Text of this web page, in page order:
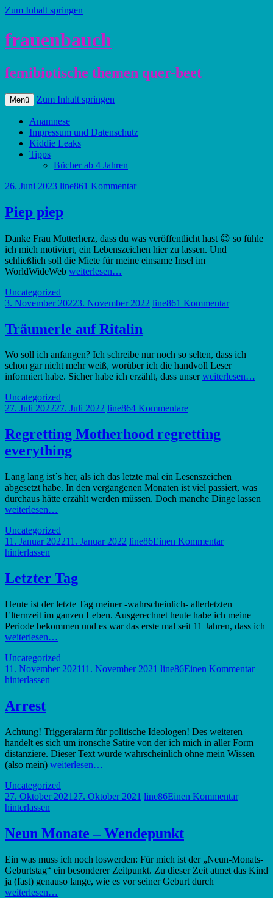
Zum Inhalt springen
frauenbauch
femibiotische themen quer-beet
Menü Zum Inhalt springen
Anamnese
Impressum und Datenschutz
Kiddie Leaks
Tipps
Bücher ab 4 Jahren
26. Juni 2023 line861 Kommentar
Piep piep
Danke Frau Mutterherz, dass du was veröffentlicht hast 😉 so fühle
ich mich motiviert, ein Lebenszeichen hier zu lassen. Und
schließlich soll die Miete für meine einsame Insel im
WorldWideWeb weiterlesen…
Uncategorized
3. November 20223. November 2022 line861 Kommentar
Träumerle auf Ritalin
Wo soll ich anfangen? Ich schreibe nur noch so selten, dass ich
schon gar nicht mehr weiß, worüber ich die handvoll Leser
informiert habe. Sicher habe ich erzählt, dass unserweiterlesen…
Uncategorized
27. Juli 202227. Juli 2022 line864 Kommentare
Regretting Motherhood regretting
everything
Lang lang ist´s her, als ich das letzte mal ein Lesenszeichen
abgesetzt habe. In den vergangenen Monaten ist viel passiert, was
durchaus hätte erzählt werden müssen. Doch manche Dinge lassen
weiterlesen…
Uncategorized
11. Januar 202211. Januar 2022 line86Einen Kommentar
hinterlassen
Letzter Tag
Heute ist der letzte Tag meiner -wahrscheinlich- allerletzten
Elternzeit im ganzen Leben. Ausgerechnet heute habe ich meine
Periode bekommen und es war das erste mal seit 11 Jahren, dass ich
weiterlesen…
Uncategorized
11. November 202111. November 2021 line86Einen Kommentar
hinterlassen
Arrest
Achtung! Triggeralarm für politische Ideologen! Des weiteren
handelt es sich um ironsche Satire von der ich mich in aller Form
distanziere. Dieser Text wurde wahrscheinlich ohne mein Wissen
(also mein) weiterlesen…
Uncategorized
27. Oktober 2021 27. Oktober 2021 line86Einen Kommentar
hinterlassen
Neun Monate – Wendepunkt
Ein was muss ich noch loswerden: Für mich ist der „Neun-Monats-
Geburtstag“ ein besonderer Zeitpunkt. Zu dieser Zeit atmet das Kind
ja (fast) genauso lange, wie es vor seiner Geburt durch
weiterlesen…